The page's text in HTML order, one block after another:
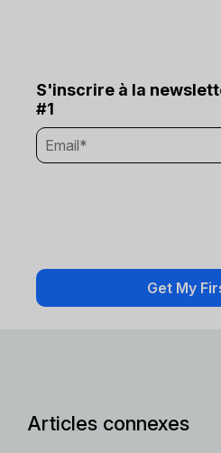
S'inscrire à la
#1
Articles connexes